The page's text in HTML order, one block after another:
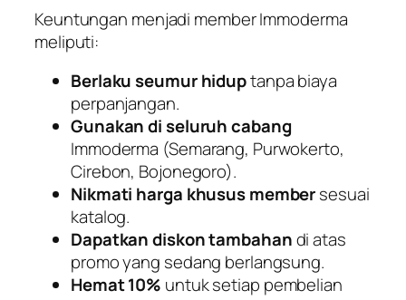
Keuntungan menjadi member Immoderma
meliputi:
Berlaku seumur hiduptanpa biaya
perpanjangan.
Gunakan di seluruh cabang
Immoderma (Semarang, Purwokerto,
Cirebon, Bojonegoro).
Nikmati harga khusus membersesuai
katalog.
Dapatkan diskon tambahandi atas
promo yang sedang berlangsung.
Hemat 10% untuk setiap pembelian